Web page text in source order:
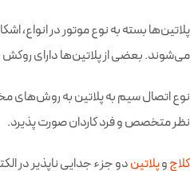
پلاتین‌ها بسته به نوع موتور در
می‌شوند. بعضی از پلاتین‌ها دارای
نوع اتصال سیم به پلاتین به روش‌های
نظر متخصص و فرد کاردان صورت پذیرد.
کلاچوپلاتیندو جزء جدایی ناپذیر در